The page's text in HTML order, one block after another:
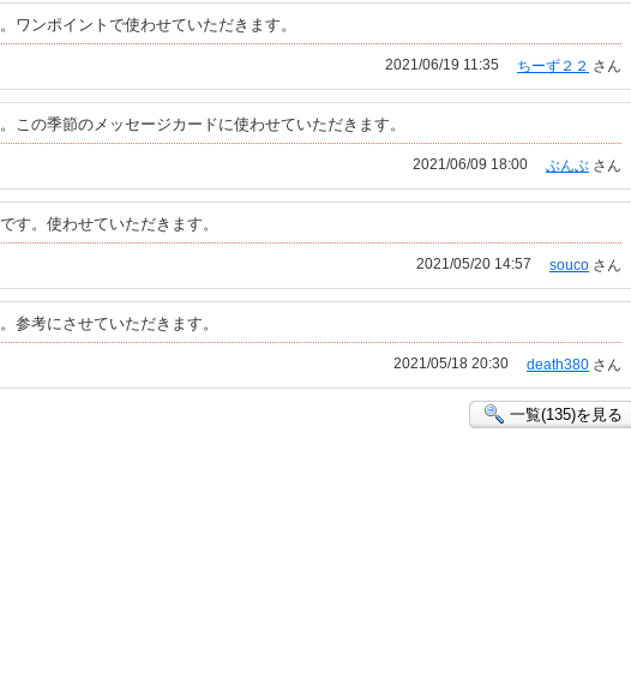
ワンポイントで使わせていただきます。
ちーず２２ さん
2021/06/19 11:35
この季節のメッセージカードに使わせていただきます。
ぶんぶ さん
2021/06/09 18:00
す。使わせていただきます。
souco さん
2021/05/20 14:57
参考にさせていただきます。
death380 さん
2021/05/18 20:30
一覧(135)を見る